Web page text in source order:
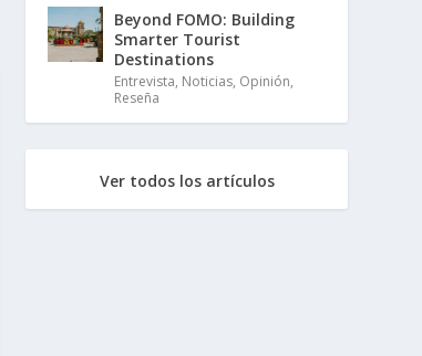
Beyond FOMO: Building
Smarter Tourist
Destinations
Entrevista, Noticias, Opinión,
Reseña
Ver todos los artículos